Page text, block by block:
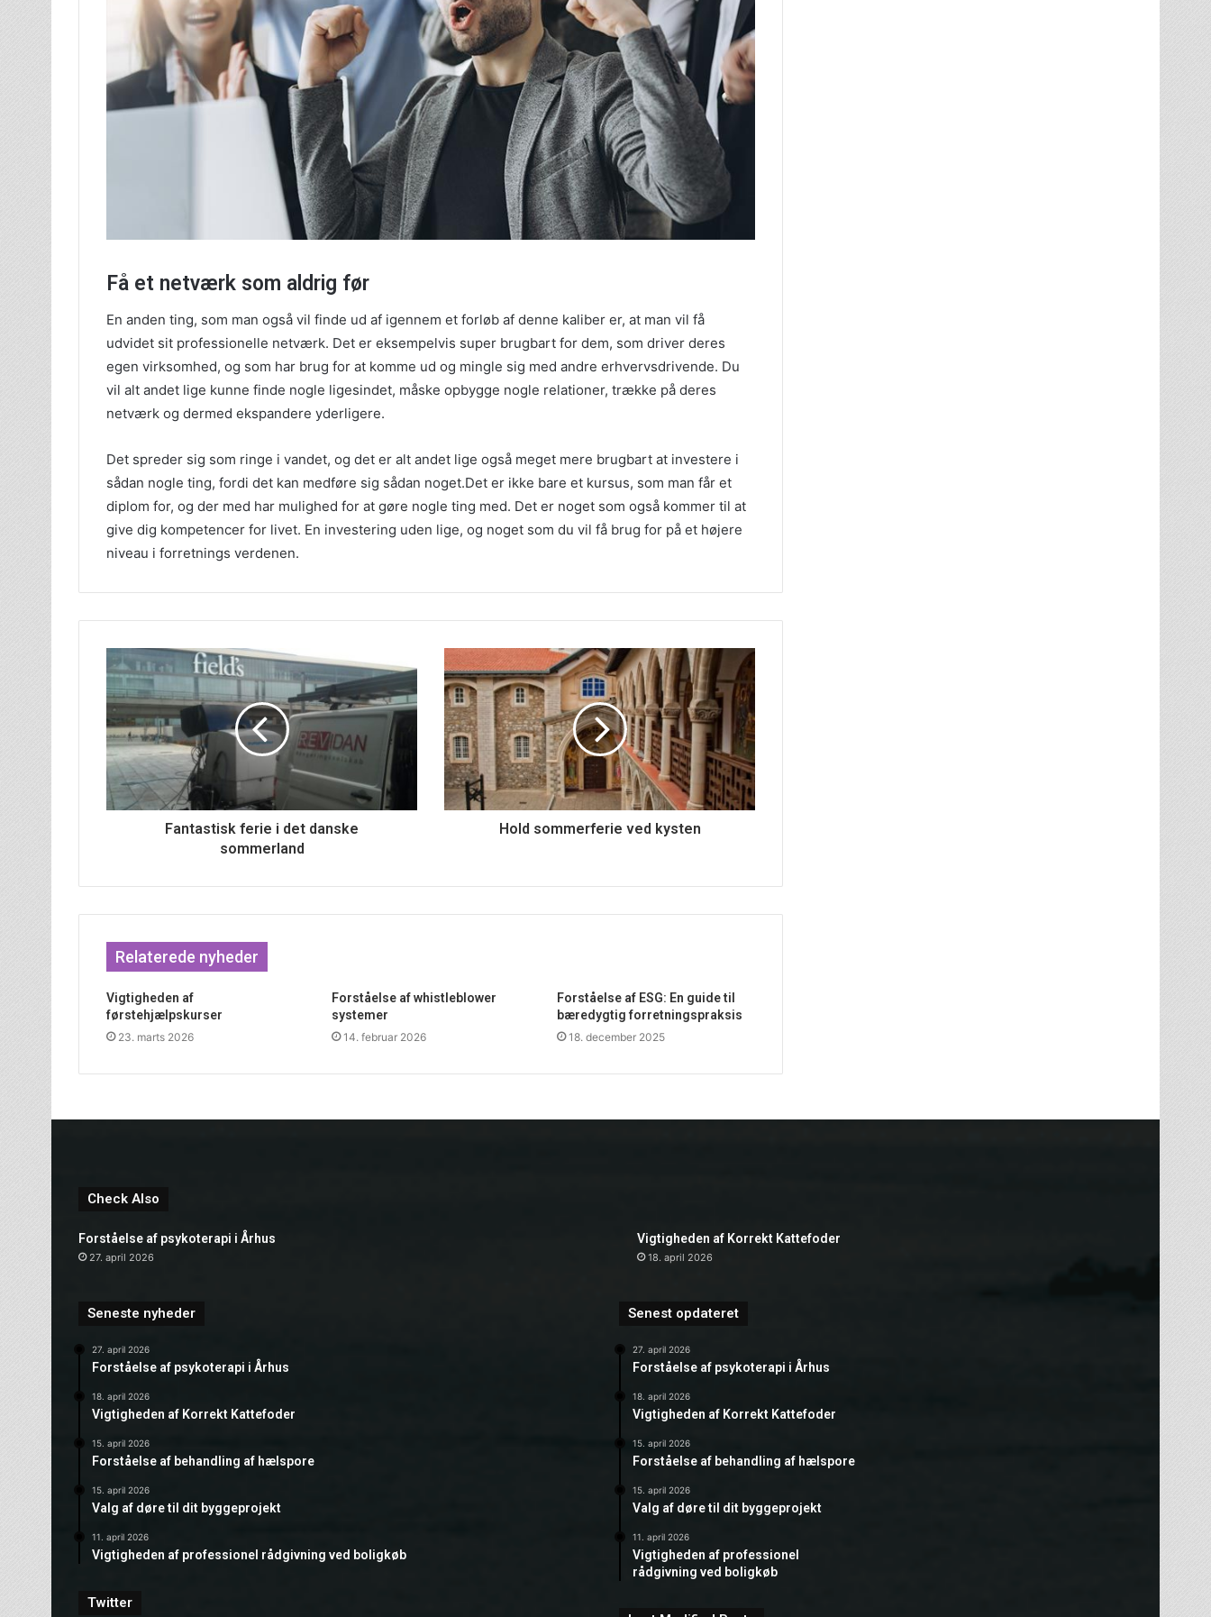
Få et netværk som aldrig før
En anden ting, som man også vil finde ud af igennem et forløb af denne kaliber er, at man vil få
udvidet sit professionelle netværk. Det er eksempelvis super brugbart for dem, som driver deres
egen virksomhed, og som har brug for at komme ud og mingle sig med andre erhvervsdrivende. Du
vil alt andet lige kunne finde nogle ligesindet, måske opbygge nogle relationer, trække på deres
netværk og dermed ekspandere yderligere.
Det spreder sig som ringe i vandet, og det er alt andet lige også meget mere brugbart at investere i
sådan nogle ting, fordi det kan medføre sig sådan noget.Det er ikke bare et kursus, som man får et
diplom for, og der med har mulighed for at gøre nogle ting med. Det er noget som også kommer til at
give dig kompetencer for livet. En investering uden lige, og noget som du vil få brug for på et højere
niveau i forretnings verdenen.
Fantastisk ferie i det danske
sommerland
Hold sommerferie ved kysten
Relaterede nyheder
Vigtigheden af
førstehjælpskurser
23. marts 2026
Forståelse af whistleblower
systemer
14. februar 2026
Forståelse af ESG: En guide til
bæredygtig forretningspraksis
18. december 2025
Check Also
Forståelse af psykoterapi i Århus
27. april 2026
Vigtigheden af Korrekt Kattefoder
18. april 2026
Seneste nyheder
27. april 2026
Forståelse af psykoterapi i Århus
18. april 2026
Vigtigheden af Korrekt Kattefoder
15. april 2026
Forståelse af behandling af hælspore
15. april 2026
Valg af døre til dit byggeprojekt
11. april 2026
Vigtigheden af professionel rådgivning ved boligkøb
Twitter
Senest opdateret
27. april 2026
Forståelse af psykoterapi i Århus
18. april 2026
Vigtigheden af Korrekt Kattefoder
15. april 2026
Forståelse af behandling af hælspore
15. april 2026
Valg af døre til dit byggeprojekt
11. april 2026
Vigtigheden af professionel
rådgivning ved boligkøb